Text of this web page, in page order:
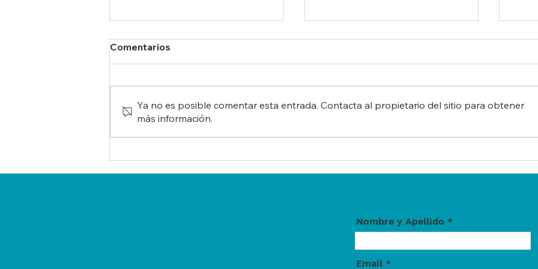
Universidades paraguayas
ModESPar
Comentarios
Ya no es posible comentar esta entrada. Contacta al propietario del sitio para obtener
más información.
Nombre y Apellido
Email